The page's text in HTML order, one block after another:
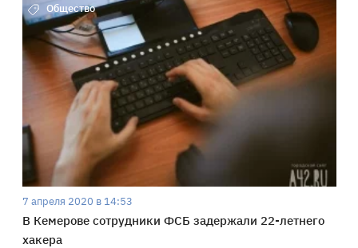
Общество
7 апреля 2020 в 14:53
В Кемерове сотрудники ФСБ задержали 22-летнего
хакера